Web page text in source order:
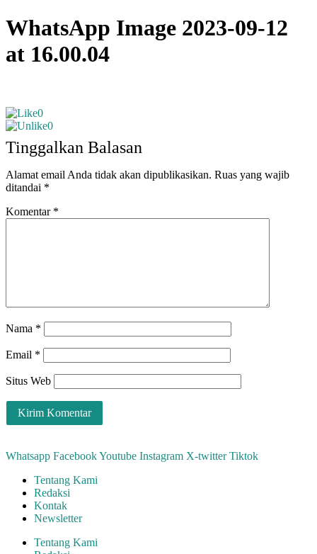
WhatsApp Image 2023-09-12
at 16.00.04
0
0
Tinggalkan Balasan
Alamat email Anda tidak akan dipublikasikan. Ruas yang wajib
ditandai *
Komentar *
Nama *
Email *
Situs Web
Whatsapp FacebookYoutube Instagram X-twitter Tiktok
Tentang Kami
Redaksi
Kontak
Newsletter
Tentang Kami